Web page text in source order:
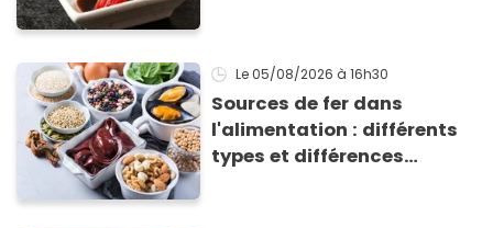
Le 05/08/2026 à 16h30
Sources de fer dans
l'alimentation : différents
types et différences